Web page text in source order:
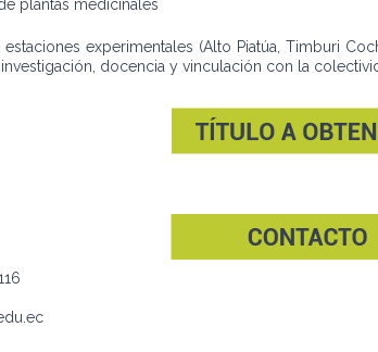
plantas medicinales
experimentales (Alto Piatúa, Timburi
docencia y vinculación con la